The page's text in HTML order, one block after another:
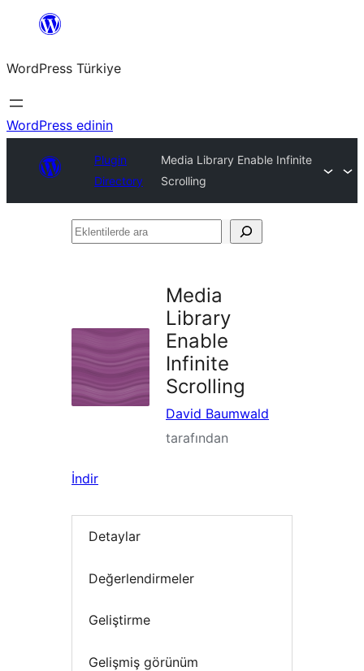
İçeriğe
WordPress Türkiye
WordPress edinin
Plugin
Directory
Media Library Enable Infinite
Scrolling
Eklentilerde
Media
Library
Enable
Infinite
Scrolling
David Baumwald
tarafından
İndir
Detaylar
Değerlendirmeler
Geliştirme
Gelişmiş görünüm